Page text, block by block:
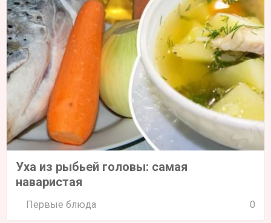
Уха из рыбьей головы: самая
наваристая
Первые блюда 0